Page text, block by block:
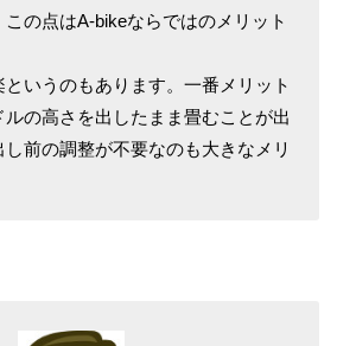
の点はA-bikeならではのメリット
いうのもあります。一番メリット
の高さを出したまま畳むことが出
前の調整が不要なのも大きなメリ